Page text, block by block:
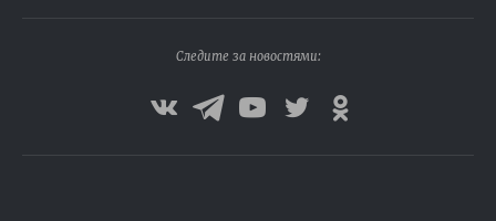
Следите за новостями: